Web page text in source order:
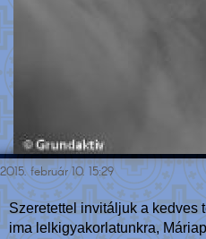
2015. február 10. 15:29
Szeretettel invitáljuk a kedves
ima lelkigyakorlatunkra,